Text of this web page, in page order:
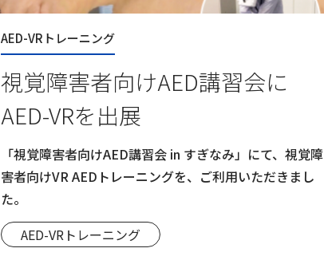
AED-VRトレーニング
視覚障害者向けAED講習会に
AED-VRを出展
「視覚障害者向けAED講習会 in すぎなみ」にて、視覚障
害者向けVR AEDトレーニングを、ご利用いただきまし
た。
AED-VRトレーニング